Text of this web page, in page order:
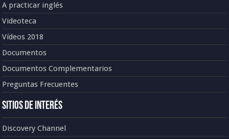
A practicar inglés
Videoteca
Vídeos 2018
Documentos
Documentos Complementarios
Preguntas Frecuentes
Sitios de Interés
Discovery Channel